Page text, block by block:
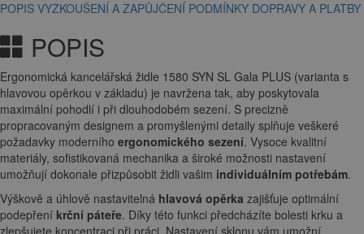
POPIS VYZKOUŠENÍ A ZAPŮJČENÍ PODMÍNKY DOPRAVY A PLATBY
POPIS
Ergonomická kancelářská židle 1580 SYN SL Gala PLUS (varianta s
hlavovou opěrkou v základu) je navržena tak, aby poskytovala
maximální pohodlí i při dlouhodobém sezení. S precizně
propracovaným designem a promyšlenými detaily splňuje veškeré
požadavky moderního ergonomického sezení. Vysoce kvalitní
materiály, sofistikovaná mechanika a široké možnosti nastavení
umožňují dokonale přizpůsobit židli vašim individuálním potřebám.
Výškově a úhlově nastavitelná hlavová opěrka zajišťuje optimální
podepření krční páteře. Díky této funkci předcházíte bolesti krku a
zlepšujete koncentraci při práci. Nastavení sklonu vám umožní